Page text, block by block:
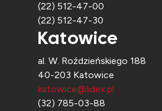
(22) 512-47-00
(22) 512-47-30
Katowice
al. W. Roździeńskiego 188
40-203 Katowice
katowice@lidex.pl
(32) 785-03-88